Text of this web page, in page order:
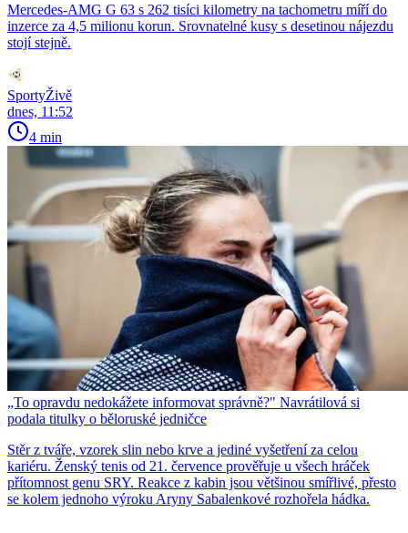
Mercedes-AMG G 63 s 262 tisíci kilometry na tachometru míří do
inzerce za 4,5 milionu korun. Srovnatelné kusy s desetinou nájezdu
stojí stejně.
SportyŽivě
dnes, 11:52
4 min
„To opravdu nedokážete informovat správně?" Navrátilová si
podala titulky o běloruské jedničce
Stěr z tváře, vzorek slin nebo krve a jediné vyšetření za celou
kariéru. Ženský tenis od 21. července prověřuje u všech hráček
přítomnost genu SRY. Reakce z kabin jsou většinou smířlivé, přesto
se kolem jednoho výroku Aryny Sabalenkové rozhořela hádka.